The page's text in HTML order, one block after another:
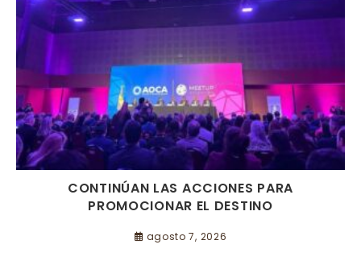
CONTINÚAN LAS ACCIONES PARA
PROMOCIONAR EL DESTINO
agosto 7, 2026